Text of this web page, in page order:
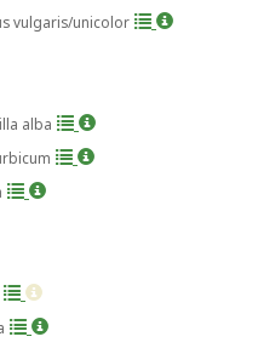
vulgaris/unicolor
alba